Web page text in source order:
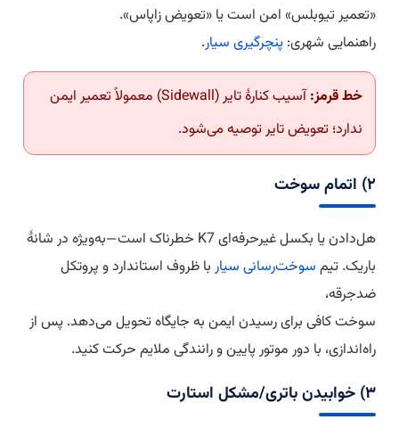
«تعمیر تیوبلس» امن است یا «تعویض زاپاس».
راهنمایی شهری: پنچرگیری سیار.
خط قرمز:
آسیب کنارهٔ تایر (Sidewall) معمولاً تعمیر ایمن
ندارد؛ تعویض تایر توصیه می‌شود.
۲) اتمام سوخت
هل‌دادن یا بکسل غیرحرفه‌ای K7 خطرناک است—به‌ویژه در شانهٔ
باریک. تیم سوخت‌رسانی سیار با ظروف استاندارد و پروتکل
ضدجرقه،
سوخت کافی برای رسیدن ایمن به جایگاه تحویل می‌دهد. پس از
راه‌اندازی، با دور موتور پایین و رانندگی ملایم حرکت کنید.
۳) خوابیدن باتری/مشکل استارت